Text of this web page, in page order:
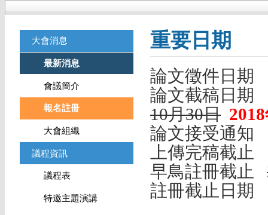
大會消息
最新消息
會議簡介
報名註冊
大會組織
議程資訊
議程表
特邀主題演講
重要日期
論文徵件日期
論文截稿 日
10月30日
論文接受通
上傳完稿截
早鳥註冊截止
註冊截止日